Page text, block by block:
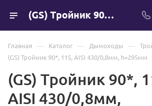
(GS) Тройник 90*, 115, AISI 430/0,8мм, h=295мм
Главная — Каталог — Дымоходы —
(GS) Тройник 90*, 115, AISI 430/0,8мм, h=295мм
(GS) Тройник 90*,
AISI 430/0,8мм,